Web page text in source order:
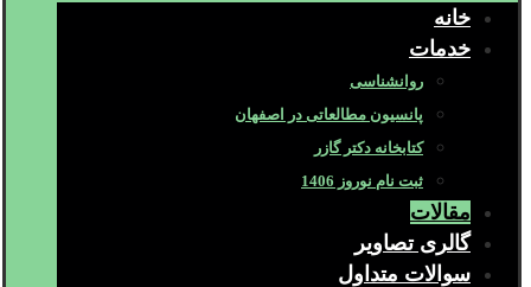
خانه
خدمات
روانشناسی
پانسیون مطالعاتی در اصفهان
کتابخانه دکتر گازر
ثبت نام نوروز 1406
مقالات
گالری تصاویر
سوالات متداول